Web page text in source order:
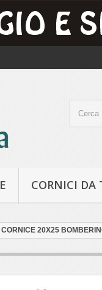
CORNICI DA
20X25